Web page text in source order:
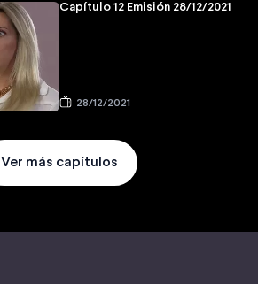
Capítulo 12 Emisión 28/12/2021
28/12/2021
Ver más capítulos